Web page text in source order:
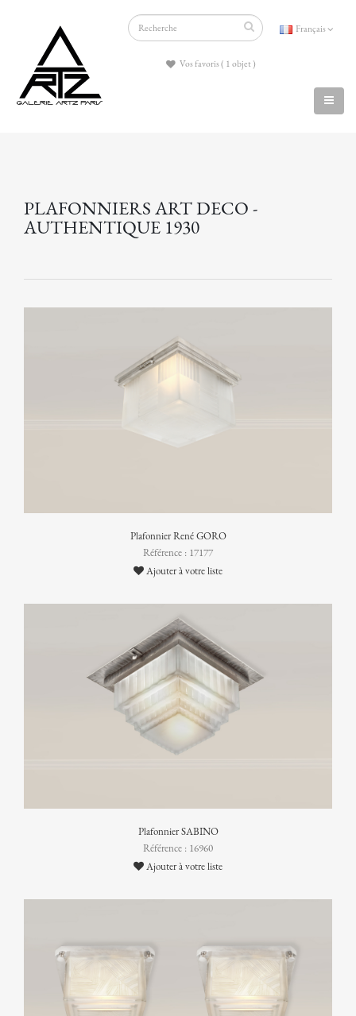
Français
Vos favoris ( 1 objet )
PLAFONNIERS ART DECO -
AUTHENTIQUE 1930
Plafonnier René GORO
Référence : 17177
Ajouter à votre liste
Plafonnier SABINO
Référence : 16960
Ajouter à votre liste